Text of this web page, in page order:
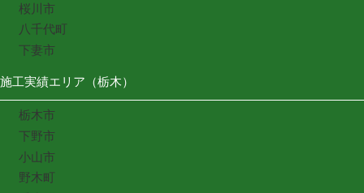
桜川市
八千代町
下妻市
施工実績エリア（栃木）
栃木市
下野市
小山市
野木町